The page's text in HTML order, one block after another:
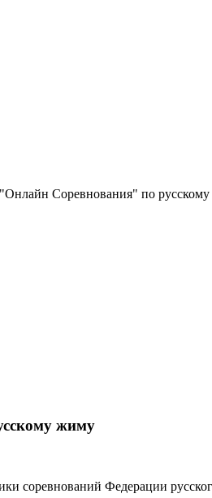
Соревнования" по
жиму
соревнований Федерации